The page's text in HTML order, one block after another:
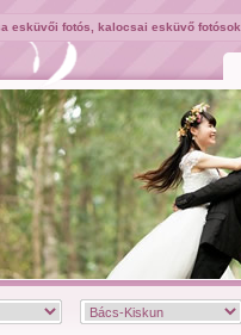
esküvői fotós, kalocsai esküvő fotósok